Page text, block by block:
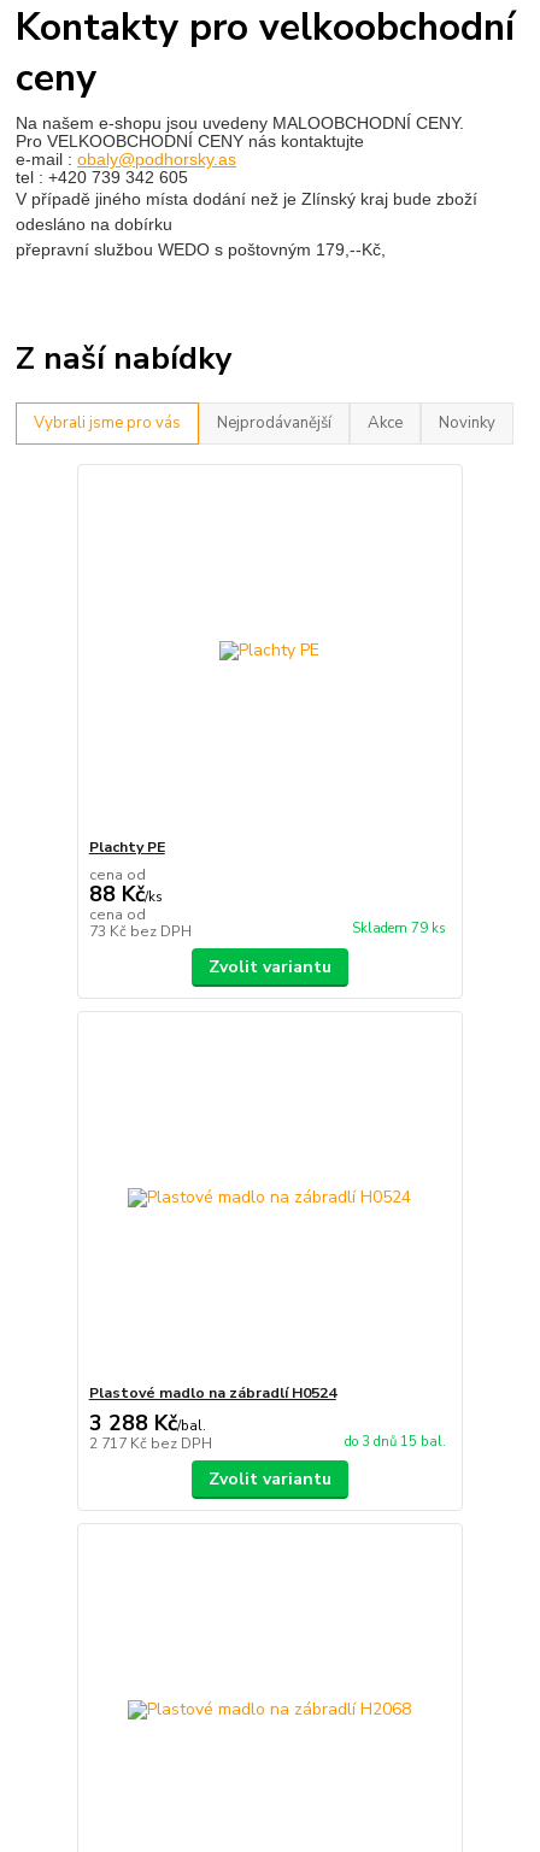
Kontakty pro velkoobchodní
ceny
Na našem e-shopu jsou uvedeny MALOOBCHODNÍ CENY.
Pro VELKOOBCHODNÍ CENY nás kontaktujte
e-mail :obaly@podhorsky.as
tel : +420 739 342 605
V případě jiného místa dodání než je Zlínský kraj bude zboží
odesláno na dobírku
přepravní službou WEDO s poštovným 179,--Kč,
Z naší nabídky
Vybrali jsme pro vás Nejprodávanější Akce Novinky
Plachty PE
cena od
88 Kč/ks
cena od
73 Kč bez DPH Skladem 79 ks
Zvolit variantu
Plastové madlo na zábradlí H0524
3 288 Kč/bal.
2 717 Kč bez DPH do 3 dnů 15 bal.
Zvolit variantu